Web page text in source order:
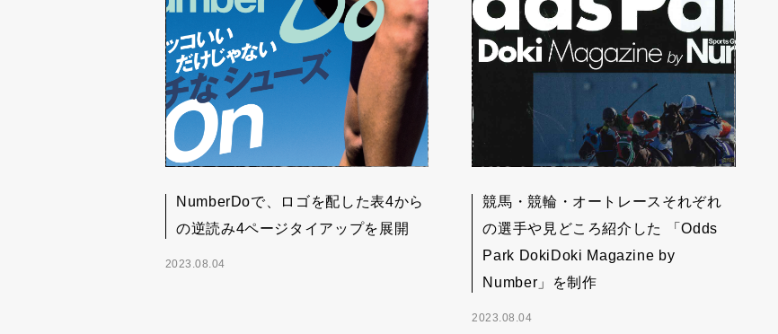
NumberDoで、ロゴを配した表4から
の逆読み4ページタイアップを展開
2023.08.04
競馬・競輪・オートレースそれぞれ
の選手や見どころ紹介した 「Odds
Park DokiDoki Magazine by
Number」を制作
2023.08.04